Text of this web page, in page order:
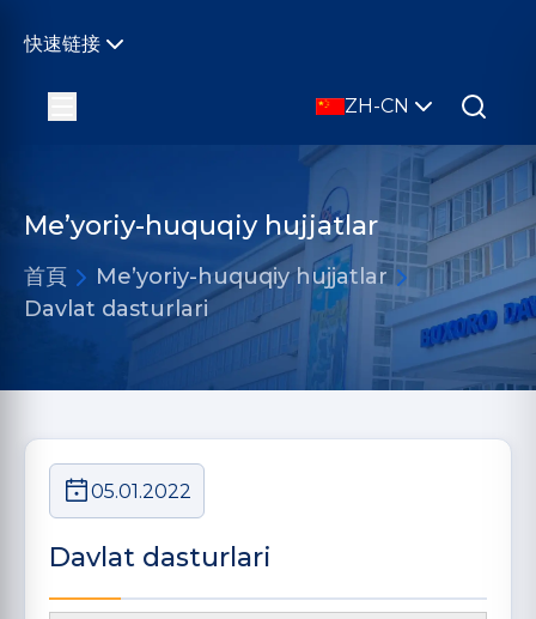
快速链接
ZH-CN
Me’yoriy-huquqiy hujjatlar
首頁
Me’yoriy-huquqiy hujjatlar
Davlat dasturlari
05.01.2022
Davlat dasturlari